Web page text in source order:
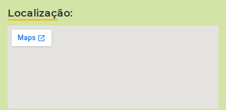
Localização: